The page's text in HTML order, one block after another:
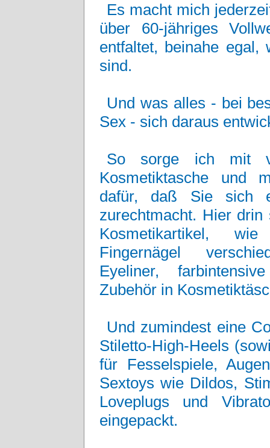
Es macht mich
über 60-jähriges
entfaltet, beinahe
sind.
Und was alles - bei
Sex - sich daraus
So sorge ich mit
Kosmetiktasche und
dafür, daß Sie sich
zurechtmacht. Hier
Kosmetikartikel,
Fingernägel
Eyeliner,
Zubehör in
Und zumindest eine
Stiletto-High-Heels
für Fesselspiele,
Sextoys wie Dildos,
Loveplugs und
eingepackt.